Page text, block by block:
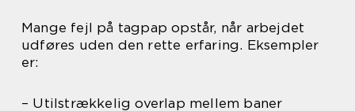
Mange fejl på tagpap opstår, når arbejdet
udføres uden den rette erfaring. Eksempler
er:
– Utilstrækkelig overlap mellem baner